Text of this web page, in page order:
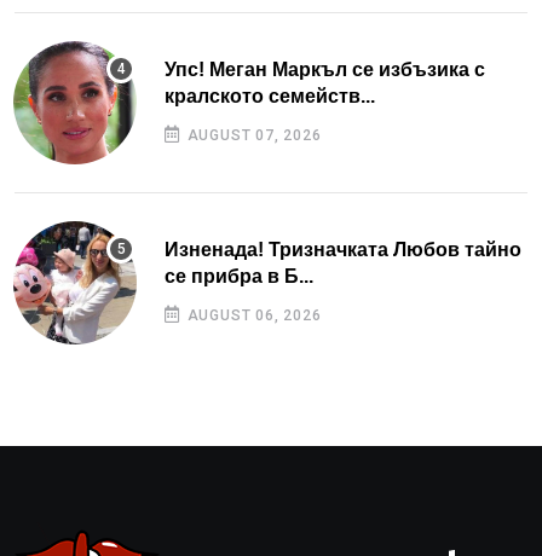
Упс! Меган Маркъл се избъзика с
кралското семейств...
AUGUST 07, 2026
Изненада! Тризначката Любов тайно
се прибра в Б...
AUGUST 06, 2026